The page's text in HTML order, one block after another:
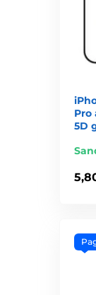
Pro
5D